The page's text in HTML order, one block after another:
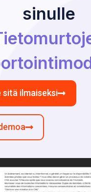
sinulle
sitä ilmaiseksi